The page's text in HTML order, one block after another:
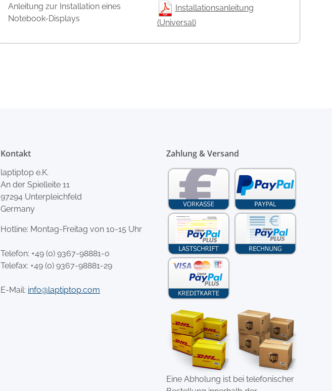
Anleitung zur Installation eines
Notebook-Displays
Installationsanleitung
(Universal)
Kontakt
laptiptop e.K.
An der Spielleite 11
97294 Unterpleichfeld
Germany
Hotline: Montag-Freitag von 10-15 Uhr
Telefon: +49 (0) 9367-98881-0
Telefax: +49 (0) 9367-98881-29
E-Mail: info@laptiptop.com
Zahlung & Versand
Eine Abholung ist bei telefonischer